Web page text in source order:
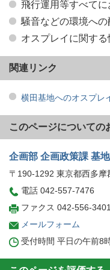
飛行運用等すべてに
騒音などの環境への
オスプレイに関する
関連リンク
横田基地へのオスプレ
このページについての
企画部 企画政策課 基
〒190-1292 東京都西多
電話 042-557-7476
ファクス 042-556-3401
メールフォーム
受付時間 平日の午前8